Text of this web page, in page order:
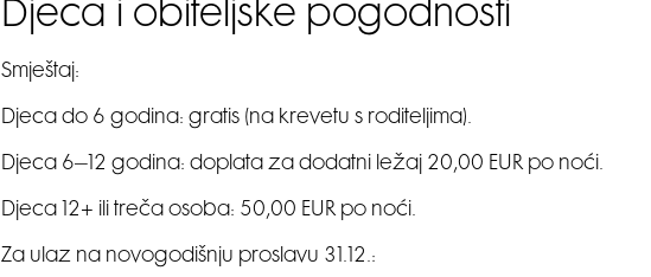
Djeca i obiteljske pogodnosti
Smještaj:
Djeca do 6 godina: gratis (na krevetu s roditeljima).
Djeca 6–12 godina: doplata za dodatni ležaj 20,00 EUR po noći.
Djeca 12+ ili treča osoba: 50,00 EUR po noći.
Za ulaz na novogodišnju proslavu 31.12.: